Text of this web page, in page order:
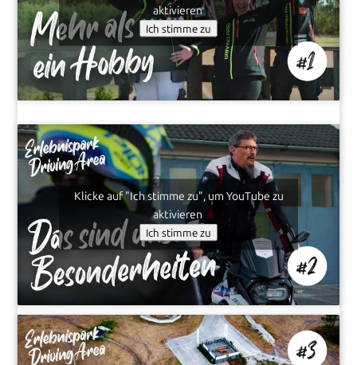
aktivieren
Ich stimme zu
Klicke auf "Ich stimme zu", um YouTube zu
aktivieren
Ich stimme zu